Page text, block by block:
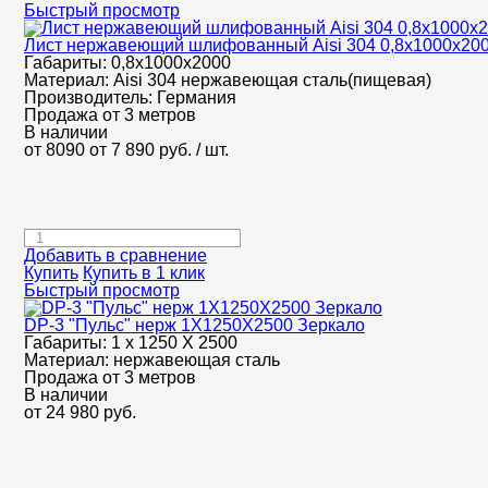
Быстрый просмотр
Лист нержавеющий шлифованный Aisi 304
Габариты: 0,8х1000х2000
Материал: Aisi 304 нержавеющая сталь(пищевая)
Производитель: Германия
Продажа от 3 метров
В наличии
от 8090 от 7 890 руб. / шт.
Добавить в сравнение
Купить Купить в 1 клик
Быстрый просмотр
DP-3 "Пульс" нерж 1Х1250Х2500 Зеркало
Габариты: 1 х 1250 Х 2500
Материал: нержавеющая сталь
Продажа от 3 метров
В наличии
от 24 980 руб.